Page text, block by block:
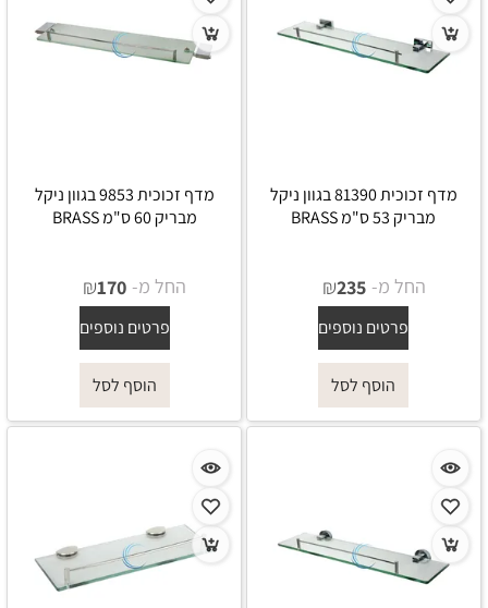
מדף זכוכית 81390 בגוון ניקל
מבריק 53 ס"מ BRASS
החל מ- ₪235
פרטים נוספים
הוסף לסל
מדף זכוכית 9853 בגוון ניקל
מבריק 60 ס"מ BRASS
החל מ- ₪170
פרטים נוספים
הוסף לסל